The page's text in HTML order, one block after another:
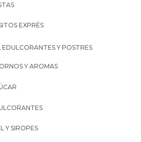
EXPRÉS
Y POSTRES
Y AROMAS
Y SIROPES